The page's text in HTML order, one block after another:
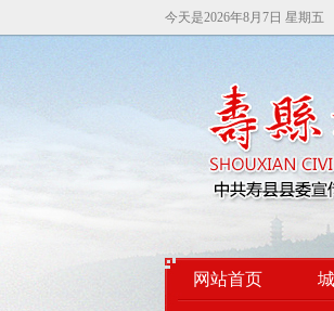
今天是2026年8月7日 星期五
网站首页